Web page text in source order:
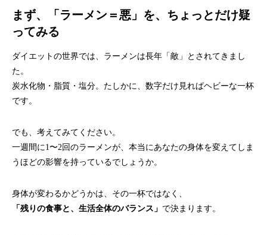
まず、「ラーメン＝悪」を、ちょっとだけ疑
ってみる
ダイエットの世界では、ラーメンは長年「敵」とされてきまし
た。
炭水化物・脂質・塩分。たしかに、数字だけ見ればヘビーな一杯
です。
でも、考えてみてください。
一週間に1〜2回のラーメンが、本当にあなたの身体を変えてしま
うほどの影響を持っているでしょうか。
身体が変わるかどうかは、その一杯ではなく、
「残りの食事と、生活全体のバランス」 で決まります。